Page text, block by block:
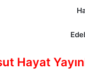
Hasan
Hayat